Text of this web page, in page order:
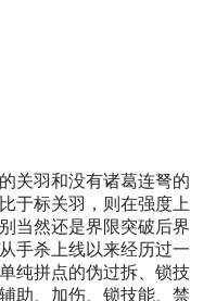
关羽和没有诸葛连弩的
于标关羽，则在强度上
当然还是界限突破后界
手杀上线以来经历过一
纯拼点的伪过拆、锁技
助、加伤、锁技能、禁